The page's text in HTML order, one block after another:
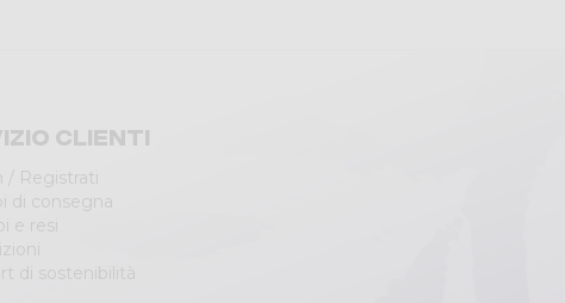
clienti
/ Registrati
di consegna
e resi
di sostenibilità